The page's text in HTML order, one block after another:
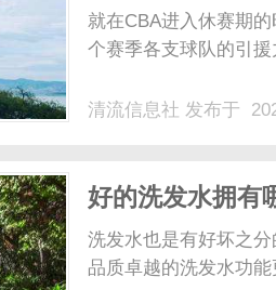
击总冠军
就在CBA进入休赛期
个赛季各支球队的引
清流信息社 发布于
好的洗发水拥有
洗发水也是有好坏之
品质卓越的洗发水功